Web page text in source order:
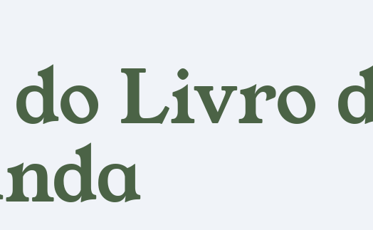
Livro